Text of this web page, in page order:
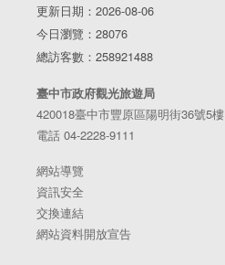
更新日期：2026-08-06
今日瀏覽：28076
總訪客數：258921488
臺中市政府觀光旅遊局
420018臺中市豐原區陽明街36號5樓
電話 04-2228-9111
網站導覽
資訊安全
交換連結
網站資料開放宣告